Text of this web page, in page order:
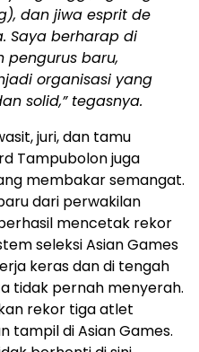
dan jiwa esprit de
Saya berharap di
pengurus baru,
organisasi yang
solid,” tegasnya.
juri, dan tamu
Tampubolon juga
membakar semangat.
dari perwakilan
mencetak rekor
seleksi Asian Games
keras dan di tengah
tidak pernah menyerah.
rekor tiga atlet
tampil di Asian Games.